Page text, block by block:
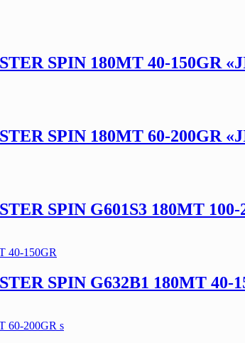
SPIN 180MT 40-150GR
SPIN 180MT 60-200GR
SPIN G601S3 180MT
SPIN G632B1 180MT 40-